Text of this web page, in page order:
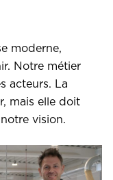
moderne,
Notre métier
acteurs. La
mais elle doit
vision.